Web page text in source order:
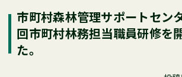
市町村森林管理サポートセン
回市町村林務担当職員研修を
た。